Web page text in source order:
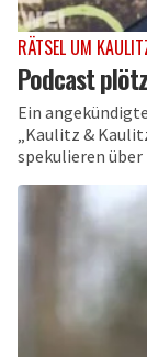
RÄTSEL UM
Podcast
Ein
„Kaulitz &
spekulieren über